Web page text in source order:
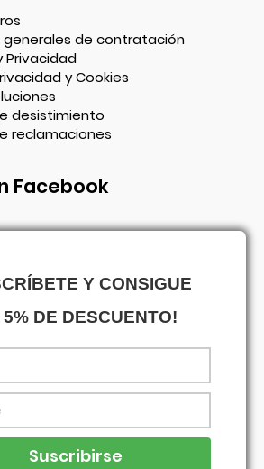
generales de contratación
Privacidad
y Cookies
desistimiento
reclamaciones
Facebook
Y CONSIGUE
5% DE DESCUENTO!